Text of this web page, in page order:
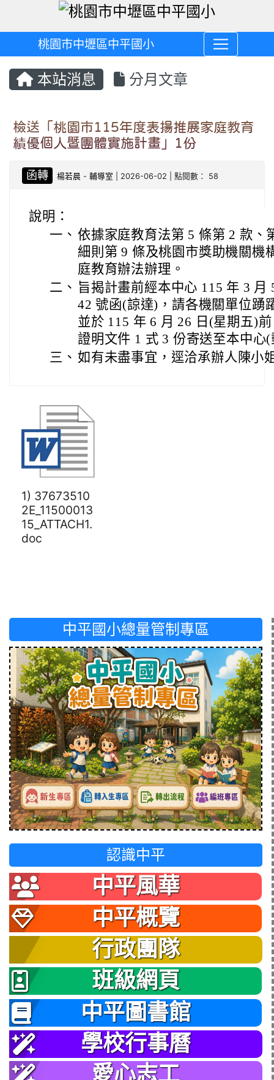
桃園市中壢區中平國小
本站消息 分月文章
檢送「桃園市115年度表揚推展家庭教育
績優個人暨團體實施計畫」1份
函轉 楊若晨 -輔導室 | 2026-06-02 | 點閱數： 58
說明：
一、 依據家庭教育法第 5 條第 2 款、
細則第 9 條及桃園市獎助機關機
庭教育辦法辦理。
二、 旨揭計畫前經本中心 115 年 3 月
42 號函(諒達)，請各機關單位踴
並於 115 年 6 月 26 日(星期五)
證明文件 1 式 3 份寄送至本中心
三、 如有未盡事宜，逕洽承辦人陳小
1) 37673510
2E_11500013
15_ATTACH1.
doc
中平國小總量管制專區
認識中平
中平風華
中平概覽
行政團隊
班級網頁
中平圖書館
學校行事曆
愛心志工